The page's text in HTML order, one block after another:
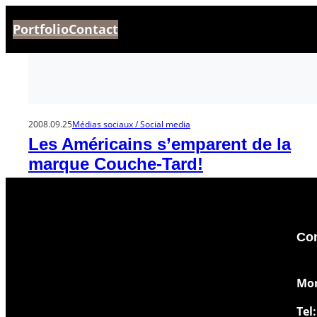
au
PortfolioContact
2008.09.25Médias sociaux / Social media
Les Américains s’emparent de la
marque Couche-Tard!
Tel: